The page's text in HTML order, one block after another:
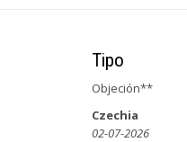
Tipo
Objeción**
Czechia
02-07-2026